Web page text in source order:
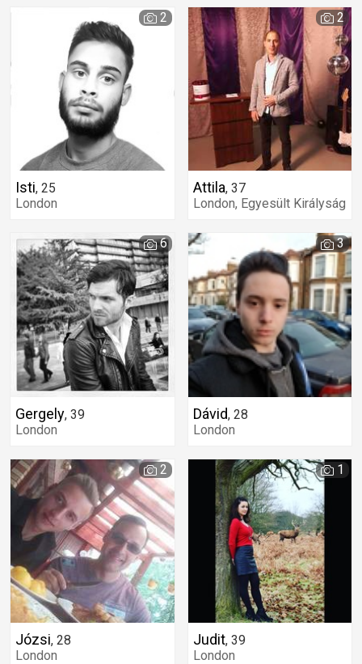
Isti, 25
London
2
Attila, 37
London, Egyesült Királyság
2
Gergely, 39
London
6
Dávid, 28
London
3
Józsi, 28
London
2
Judit, 39
London
1